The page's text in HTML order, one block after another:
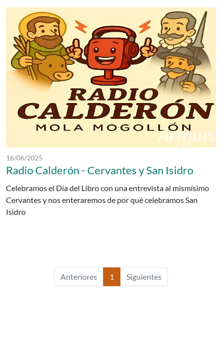
Fecha de publicación:
16/06/2025
Radio Calderón - Cervantes y San Isidro
Celebramos el Día del Libro con una entrevista al mismísimo
Cervantes y nos enteraremos de por qué celebramos San
Isidro
Anteriores 1 Siguientes